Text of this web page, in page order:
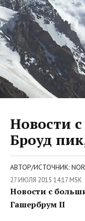
Новости
Броуд
АВТОР/ИСТОЧНИК:
27 ИЮЛЯ 2015 14:17 MSK
Новости с
Гашербрум II